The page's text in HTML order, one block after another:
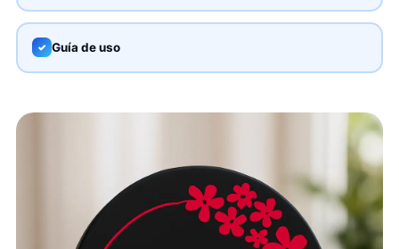
✓ Guía de uso